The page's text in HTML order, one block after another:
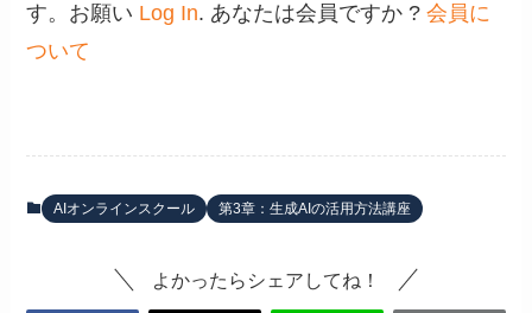
す。お願い Log In. あなたは会員ですか ?会員に
ついて
AIオンラインスクール 第3章：生成AIの活用方法講座
よかったらシェアしてね！